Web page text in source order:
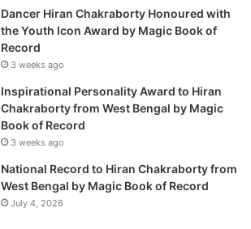
Dancer Hiran Chakraborty Honoured with
the Youth Icon Award by Magic Book of
Record
3 weeks ago
Inspirational Personality Award to Hiran
Chakraborty from West Bengal by Magic
Book of Record
3 weeks ago
National Record to Hiran Chakraborty from
West Bengal by Magic Book of Record
July 4, 2026